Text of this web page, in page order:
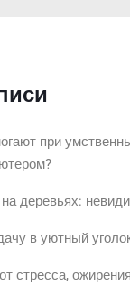
при
деревьях:
в уютный
стресса,